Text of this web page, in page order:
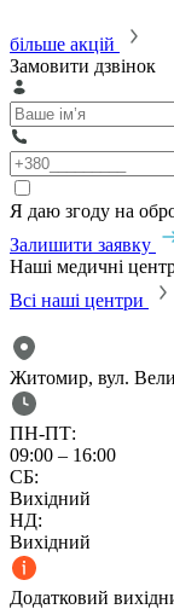
більше акцій
Замовити дзвінок
Я даю згоду на
Залишити заявку
Наші медичні
Всі наші центри
Житомир, вул.
ПН-ПТ:
09:00 – 16:00
СБ:
Вихідний
НД:
Вихідний
Додатковий